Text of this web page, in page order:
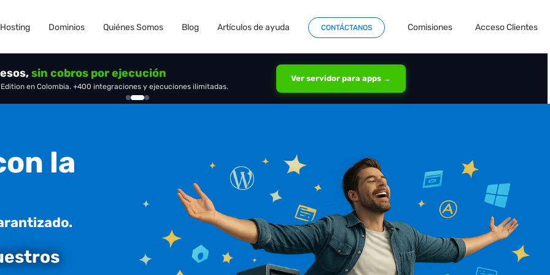
Hosting Dominios Quiénes Somos Blog Artículos de ayuda CONTÁCTANOS Comisiones Acceso Clientes
tu propio servidor
sin cobros por ejecución
en Colombia. +400 integraciones y ejecuciones ilimitadas.
Ver servidor para apps →
OpenClaw
la